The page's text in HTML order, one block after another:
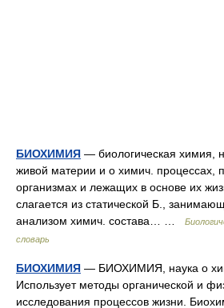
БИОХИМИЯ — биологическая химия,
живой материи и о химич. процессах,
организмах и лежащих в основе их
слагается из статической Б.,
анализом химич. состава… …
словарь
БИОХИМИЯ — БИОХИМИЯ, наука о
Использует методы органической и
исследования процессов жизни.